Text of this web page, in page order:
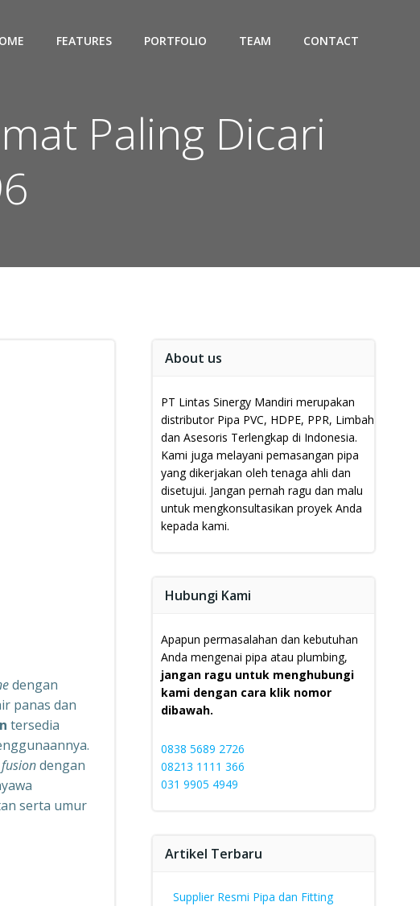
FEATURES PORTFOLIO TEAM CONTACT
Paling Dicari
dengan
panas dan
tersedia
dengan
serta umur
About us
PT Lintas Sinergy Mandiri merupakan
distributor Pipa PVC, HDPE, PPR, Limbah
dan Asesoris Terlengkap di Indonesia.
Kami juga melayani pemasangan pipa
yang dikerjakan oleh tenaga ahli dan
disetujui. Jangan pernah ragu dan malu
untuk mengkonsultasikan proyek Anda
kepada kami.
Hubungi Kami
Apapun permasalahan dan kebutuhan
Anda mengenai pipa atau plumbing,
jangan ragu untuk menghubungi
kami dengan cara klik nomor
dibawah.
0838 5689 2726
08213 1111 366
031 9905 4949
Artikel Terbaru
Supplier Resmi Pipa dan Fitting